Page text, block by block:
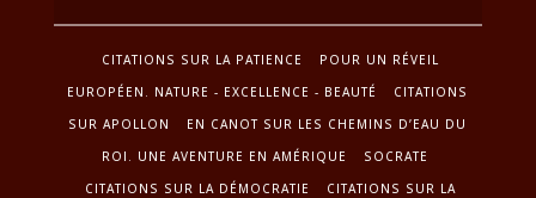
CITATIONS SUR LA PATIENCE
POUR UN RÉVEIL
EUROPÉEN. NATURE - EXCELLENCE - BEAUTÉ
CITATIONS
SUR APOLLON
EN CANOT SUR LES CHEMINS D’EAU DU
ROI. UNE AVENTURE EN AMÉRIQUE
SOCRATE
CITATIONS SUR LA DÉMOCRATIE
CITATIONS SUR LA